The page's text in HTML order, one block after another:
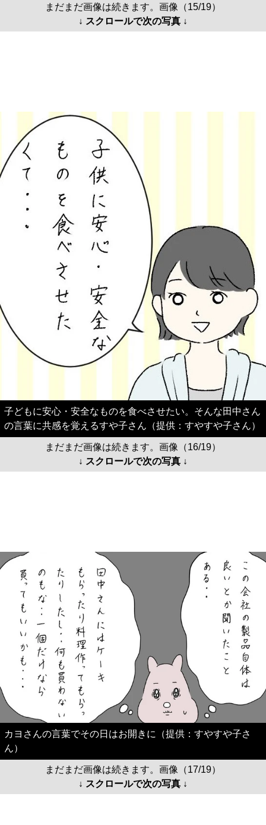
まだまだ画像は続きます。画像（15/19）
↓ スクロールで次の写真 ↓
子どもに安心・安全なものを食べさせたい。そんな田中さん
の言葉に共感を覚えるすや子さん（提供：すやすや子さん）
まだまだ画像は続きます。画像（16/19）
↓ スクロールで次の写真 ↓
カヨさんの言葉でその日はお開きに（提供：すやすや子さ
ん）
まだまだ画像は続きます。画像（17/19）
↓ スクロールで次の写真 ↓